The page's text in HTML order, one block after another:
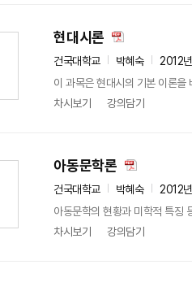
현대시론
건국대학교 박혜숙
2012
이 과목은 현대시의 기본 이론을
차시보기
강의담기
아동문학론
건국대학교 박혜숙
2012
아동문학의 현황과 미학적 특징
차시보기
강의담기